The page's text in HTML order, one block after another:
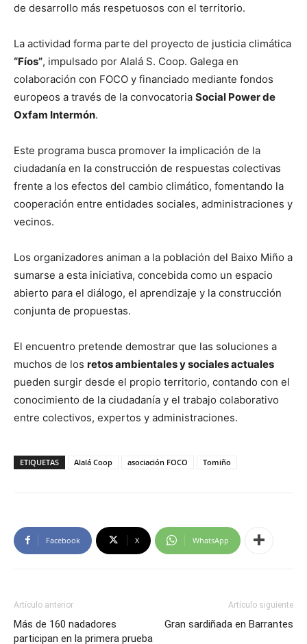
de desarrollo más respetuosos con el territorio.
La actividad forma parte del proyecto de justicia climática
“Fíos”, impulsado por Alalá S. Coop. Galega en
colaboración con FOCO y financiado mediante fondos
europeos a través de la convocatoria Social Power de
Oxfam Intermón.
Este programa busca promover la implicación de la
ciudadanía en la construcción de respuestas colectivas
frente a los efectos del cambio climático, fomentando la
cooperación entre entidades sociales, administraciones y
vecinos.
Los organizadores animan a la población del Baixo Miño a
sumarse a esta iniciativa, concebida como un espacio
abierto para el diálogo, el aprendizaje y la construcción
conjunta de propuestas.
El encuentro pretende demostrar que las soluciones a
muchos de los retos ambientales y sociales actuales
pueden surgir desde el propio territorio, contando con el
conocimiento de la ciudadanía y el trabajo colaborativo
entre colectivos, expertos y administraciones.
ETIQUETAS Alalá Coop asociación FOCO Tomiño
Facebook X WhatsApp
Artículo anterior
Más de 160 nadadores
participan en la primera prueba
Artículo siguiente
Gran sardiñada en Barrantes